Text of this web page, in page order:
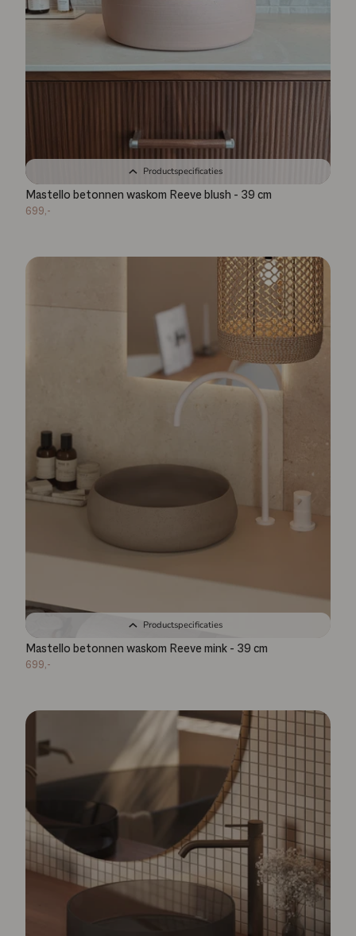
Productspecificaties
Mastello betonnen waskom Reeve blush - 39 cm
699,-
Productspecificaties
Mastello betonnen waskom Reeve mink - 39 cm
699,-